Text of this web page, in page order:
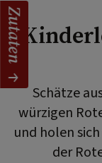
Schätze
würzigen
und holen
der
Zutaten